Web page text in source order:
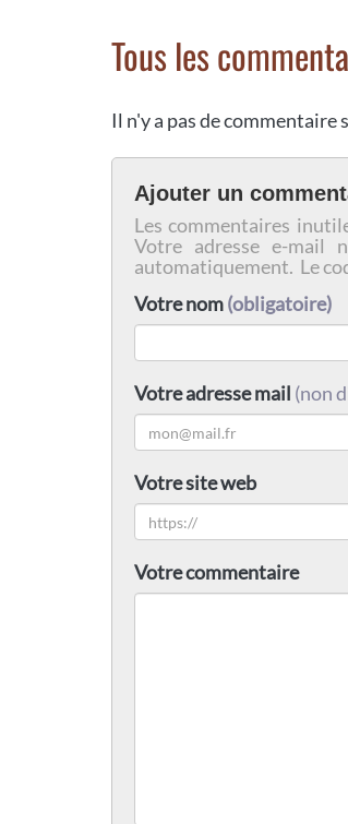
Tous les
Il n'y a pas de commentaire
Ajouter un
Les commentaires
Votre adresse e-mail
automatiquement. Le
Votre nom(obligatoire)
Votre adresse mail (non
Votre site web
Votre commentaire